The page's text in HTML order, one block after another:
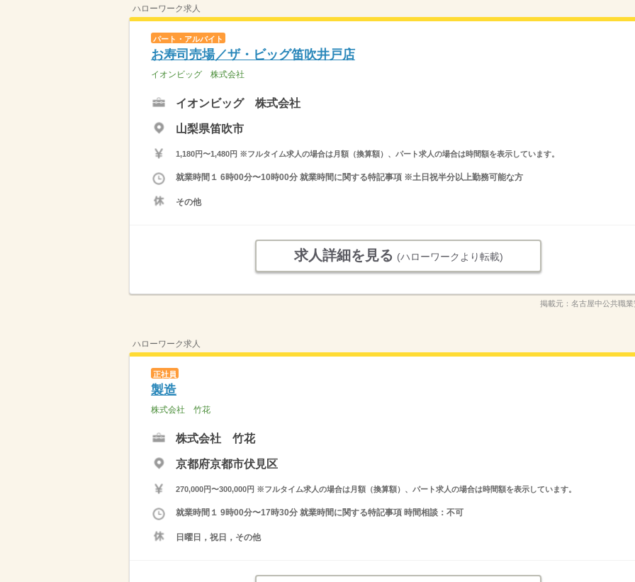
ハローワーク求人
パート・アルバイト
お寿司売場／ザ・ビッグ笛吹井戸店
イオンビッグ 株式会社
イオンビッグ 株式会社
山梨県笛吹市
1,180円〜1,480円 ※フルタイム求人の場合は月額（換算額）、パート求人の場合は時間額を表示しています。
就業時間１ 6時00分〜10時00分 就業時間に関する特記事項 ※土日祝半分以上勤務可能な方
その他
求人詳細を見る (ハローワークより転載)
掲載元： 名古屋中公共職
ハローワーク求人
正社員
製造
株式会社 竹花
株式会社 竹花
京都府京都市伏見区
270,000円〜300,000円 ※フルタイム求人の場合は月額（換算額）、パート求人の場合は時間額を表示しています。
就業時間１ 9時00分〜17時30分 就業時間に関する特記事項 時間相談：不可
日曜日，祝日，その他